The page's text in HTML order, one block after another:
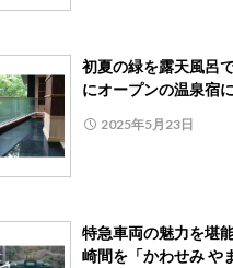
初夏の緑を露天風呂
にオープンの温泉宿
2025年5月23日
特急車両の魅力を堪
崎間を「かわせみ や